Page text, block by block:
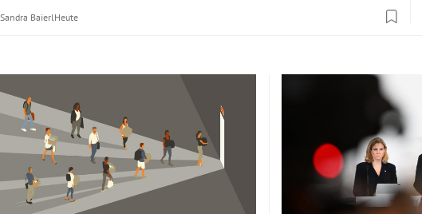
Untermenü
Untermenü
Sandra Baierl Heute